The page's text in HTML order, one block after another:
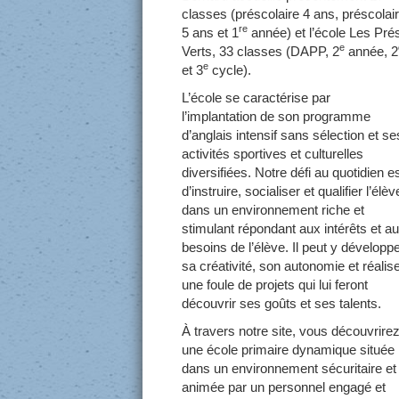
classes (préscolaire 4 ans,
5 ans et 1re année) et l’école Les
Verts, 33 classes (DAPP, 2e année, 2
et 3e cycle).
L’école se caractérise par
l’implantation de son programme
d’anglais intensif sans sélection et
activités sportives et culturelles
diversifiées. Notre défi au quotidien
d’instruire, socialiser et qualifier
dans un environnement riche et
stimulant répondant aux intérêts et
besoins de l’élève. Il peut y
sa créativité, son autonomie et
une foule de projets qui lui feront
découvrir ses goûts et ses talents.
À travers notre site, vous découvrirez
une école primaire dynamique située
dans un environnement sécuritaire et
animée par un personnel engagé et